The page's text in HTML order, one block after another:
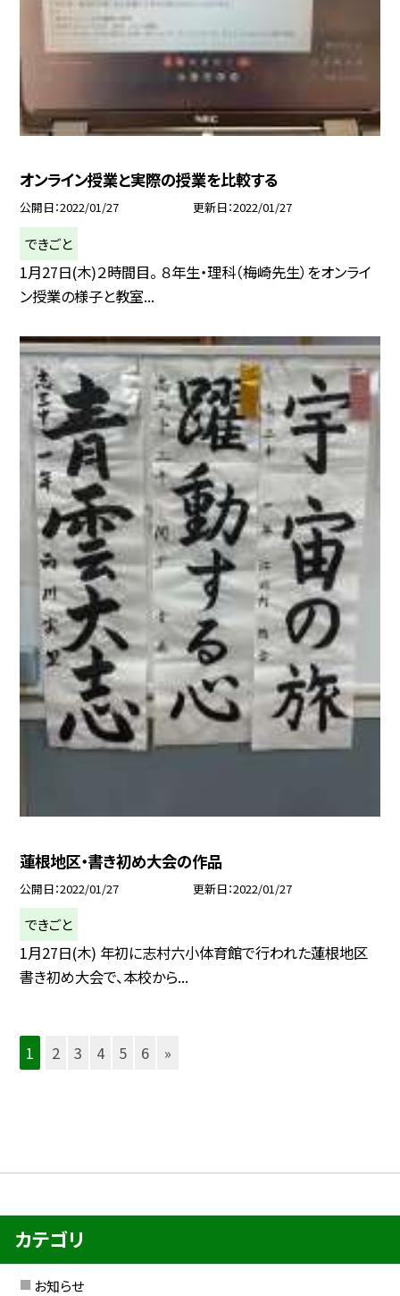
オンライン授業と実際の授業を比較する
公開日 2022/01/27 更新日 2022/01/27
できごと
1月27日(木)２時間目。 ８年生・理科（梅崎先生）をオンライ
ン授業の様子と教室...
蓮根地区・書き初め大会の作品
公開日 2022/01/27 更新日 2022/01/27
できごと
1月27日(木) 年初に志村六小体育館で行われた蓮根地区
書き初め大会で、本校から...
1 2 3 4 5 6 »
カテゴリ
お知らせ